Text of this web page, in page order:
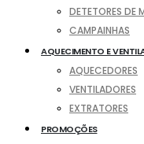
DETETORES DE
CAMPAINHAS
AQUECIMENTO E
AQUECEDORES
VENTILADORES
EXTRATORES
PROMOÇÕES